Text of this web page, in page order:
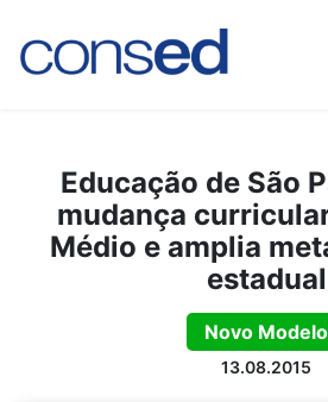
Educação de São
mudança
Médio e amplia
estadual
Novo Modelo
13.08.2015